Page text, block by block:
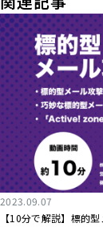
2023.09.07
【10分で解説】標的